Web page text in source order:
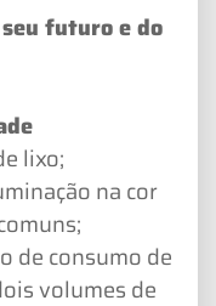
futuro e do
lixo;
na cor
de consumo de
volumes de